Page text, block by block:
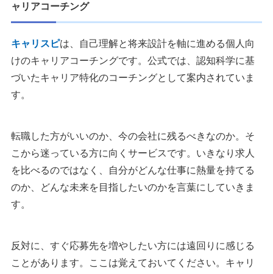
ャリアコーチング
キャリスピは、自己理解と将来設計を軸に進める個人向
けのキャリアコーチングです。公式では、認知科学に基
づいたキャリア特化のコーチングとして案内されていま
す。
転職した方がいいのか、今の会社に残るべきなのか。そ
こから迷っている方に向くサービスです。いきなり求人
を比べるのではなく、自分がどんな仕事に熱量を持てる
のか、どんな未来を目指したいのかを言葉にしていきま
す。
反対に、すぐ応募先を増やしたい方には遠回りに感じる
ことがあります。ここは覚えておいてください。キャリ